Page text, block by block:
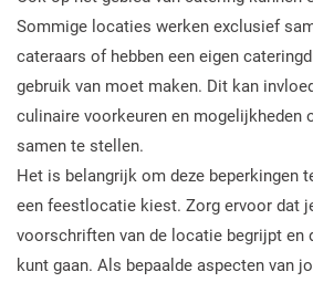
Sommige locaties werken exclusief
cateraars of hebben een eigen
gebruik van moet maken. Dit kan
culinaire voorkeuren en mogelijkheden
samen te stellen.
Het is belangrijk om deze beperkingen
een feestlocatie kiest. Zorg ervoor dat
voorschriften van de locatie begrijpt en
kunt gaan. Als bepaalde aspecten van